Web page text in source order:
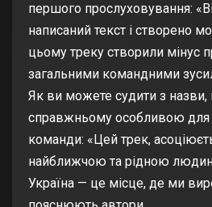
першого прослуховування:
написаний текст і створено
цьому треку створили мінус
загальними командними
Як ви можете судити з назви,
справжньому особливою для
команди: «Цей трек,
найближчою та рідною
Україна — це місце, де ми